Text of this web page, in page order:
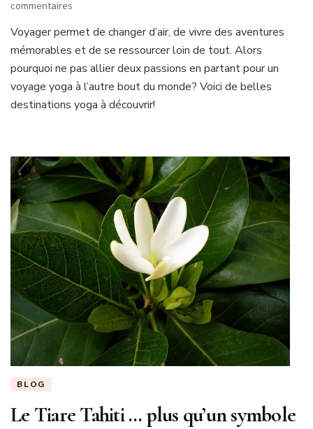
commentaires
5
destinations
yoga
à
découvrir!
Voyager permet de changer d’air, de vivre des aventures
mémorables et de se ressourcer loin de tout. Alors
pourquoi ne pas allier deux passions en partant pour un
voyage yoga à l’autre bout du monde? Voici de belles
destinations yoga à découvrir!
BLOG
Le Tiare Tahiti … plus qu’un symbole